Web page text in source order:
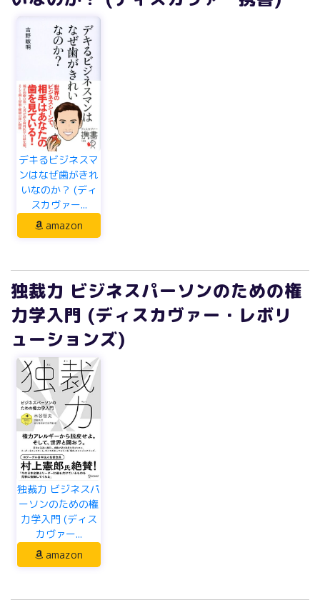
デキるビジネスマ
ンはなぜ歯がきれ
いなのか？ (ディ
スカヴァー...
amazon
独裁力 ビジネスパーソンのための権
力学入門 (ディスカヴァー・レボリ
ューションズ)
独裁力 ビジネスパ
ーソンのための権
力学入門 (ディス
カヴァー...
amazon